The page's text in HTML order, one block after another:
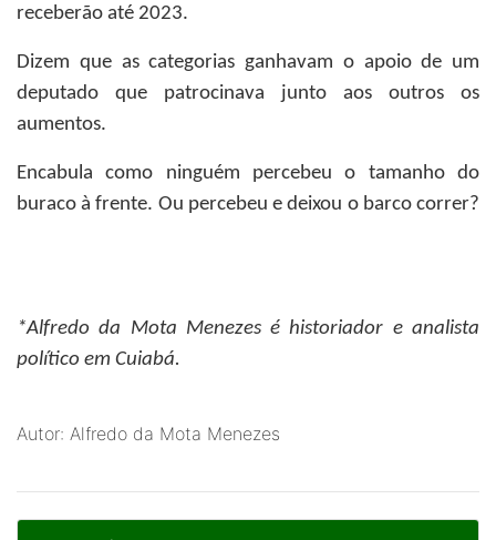
receberão até 2023.
Dizem que as categorias ganhavam o apoio de um
deputado que patrocinava junto aos outros os
aumentos.
Encabula como ninguém percebeu o tamanho do
buraco à frente. Ou percebeu e deixou o barco correr?
*Alfredo da Mota Menezesé historiador e analista
político em Cuiabá.
Autor: Alfredo da Mota Menezes